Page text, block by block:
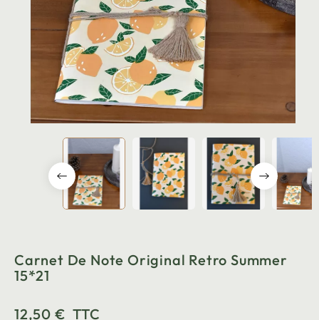
Carnet De Note Original Retro Summer
15*21
12,50 € TTC